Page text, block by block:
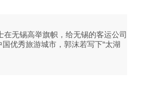
无锡高举旗帜，给无锡的客运公司
优秀旅游城市，郭沫若写下“太湖